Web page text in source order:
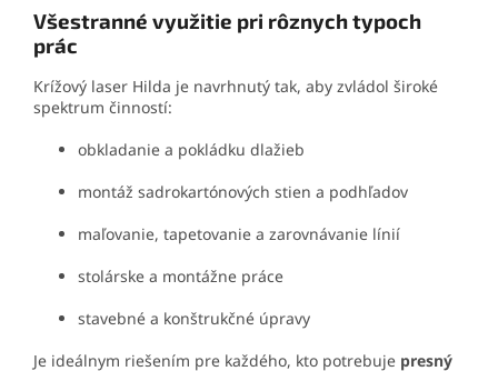
Všestranné využitie pri rôznych typoch
prác
Krížový laser Hilda je navrhnutý tak, aby zvládol široké
spektrum činností:
obkladanie a pokládku dlažieb
montáž sadrokartónových stien a podhľadov
maľovanie, tapetovanie a zarovnávanie línií
stolárske a montážne práce
stavebné a konštrukčné úpravy
Je ideálnym riešením pre každého, kto potrebuje presný